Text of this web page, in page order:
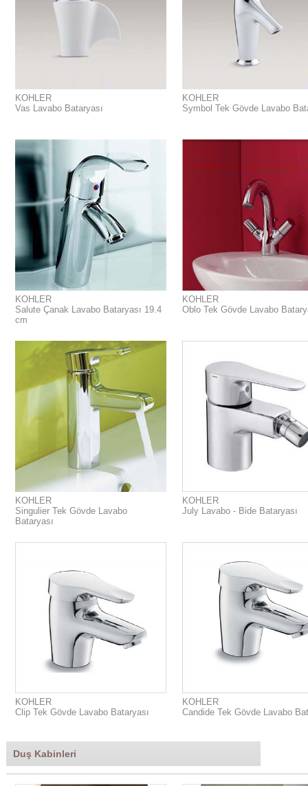
KOHLER
Vas Lavabo Bataryası
KOHLER
Symbol Tek Gövde Lavabo
KOHLER
Salute Çanak Lavabo Bataryası 19.4
cm
KOHLER
Oblo Tek Gövde Lavabo
KOHLER
Singulier Tek Gövde Lavabo
Bataryası
KOHLER
July Lavabo - Bide Bataryası
KOHLER
Clip Tek Gövde Lavabo Bataryası
KOHLER
Candide Tek Gövde Lavabo
Duş Kabinleri